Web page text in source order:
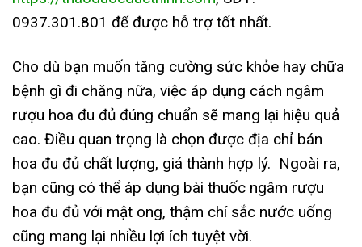
0937.301.801 để được hỗ trợ tốt nhất.
Cho dù bạn muốn tăng cường sức khỏe hay chữa
bệnh gì đi chăng nữa, việc áp dụng cách ngâm
rượu hoa đu đủ đúng chuẩn sẽ mang lại hiệu quả
cao. Điều quan trọng là chọn được địa chỉ bán
hoa đu đủ chất lượng, giá thành hợp lý. Ngoài ra,
bạn cũng có thể áp dụng bài thuốc ngâm rượu
hoa đu đủ với mật ong, thậm chí sắc nước uống
cũng mang lại nhiều lợi ích tuyệt vời.